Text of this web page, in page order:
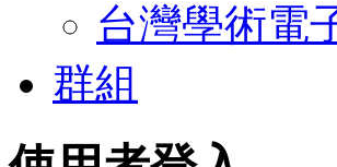
台灣學術電
群組